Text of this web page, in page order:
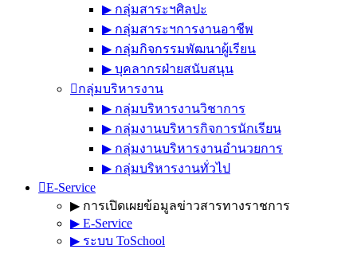
▶︎ กลุ่มสาระฯศิลปะ
▶︎ กลุ่มสาระฯการงานอาชีพ
▶︎ กลุ่มกิจกรรมพัฒนาผู้เรียน
▶︎ บุคลากรฝ่ายสนับสนุน
กลุ่มบริหารงาน
▶︎ กลุ่มบริหารงานวิชาการ
▶︎ กลุ่มงานบริหารกิจการนักเรียน
▶︎ กลุ่มงานบริหารงานอำนวยการ
▶︎ กลุ่มบริหารงานทั่วไป
E-Service
▶︎ การเปิดเผยข้อมูลข่าวสารทางราชการ
▶︎ E-Service
▶︎ ระบบ ToSchool